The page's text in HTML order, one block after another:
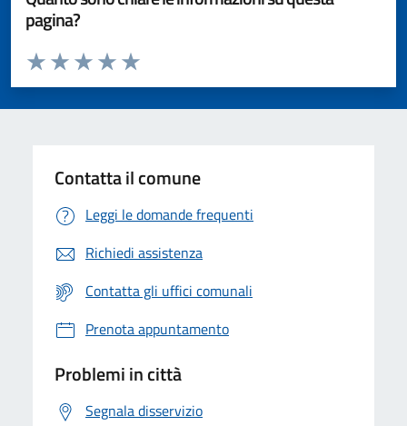
pagina?
Valuta da 1 a 5 stelle la pagina
Valuta 5 stelle su 5
Valuta 4 stelle su 5
Valuta 3 stelle su 5
Valuta 2 stelle su 5
Valuta 1 stelle su 5
Contatta il comune
Leggi le domande frequenti
Richiedi assistenza
Contatta gli uffici comunali
Prenota appuntamento
Problemi in città
Segnala disservizio